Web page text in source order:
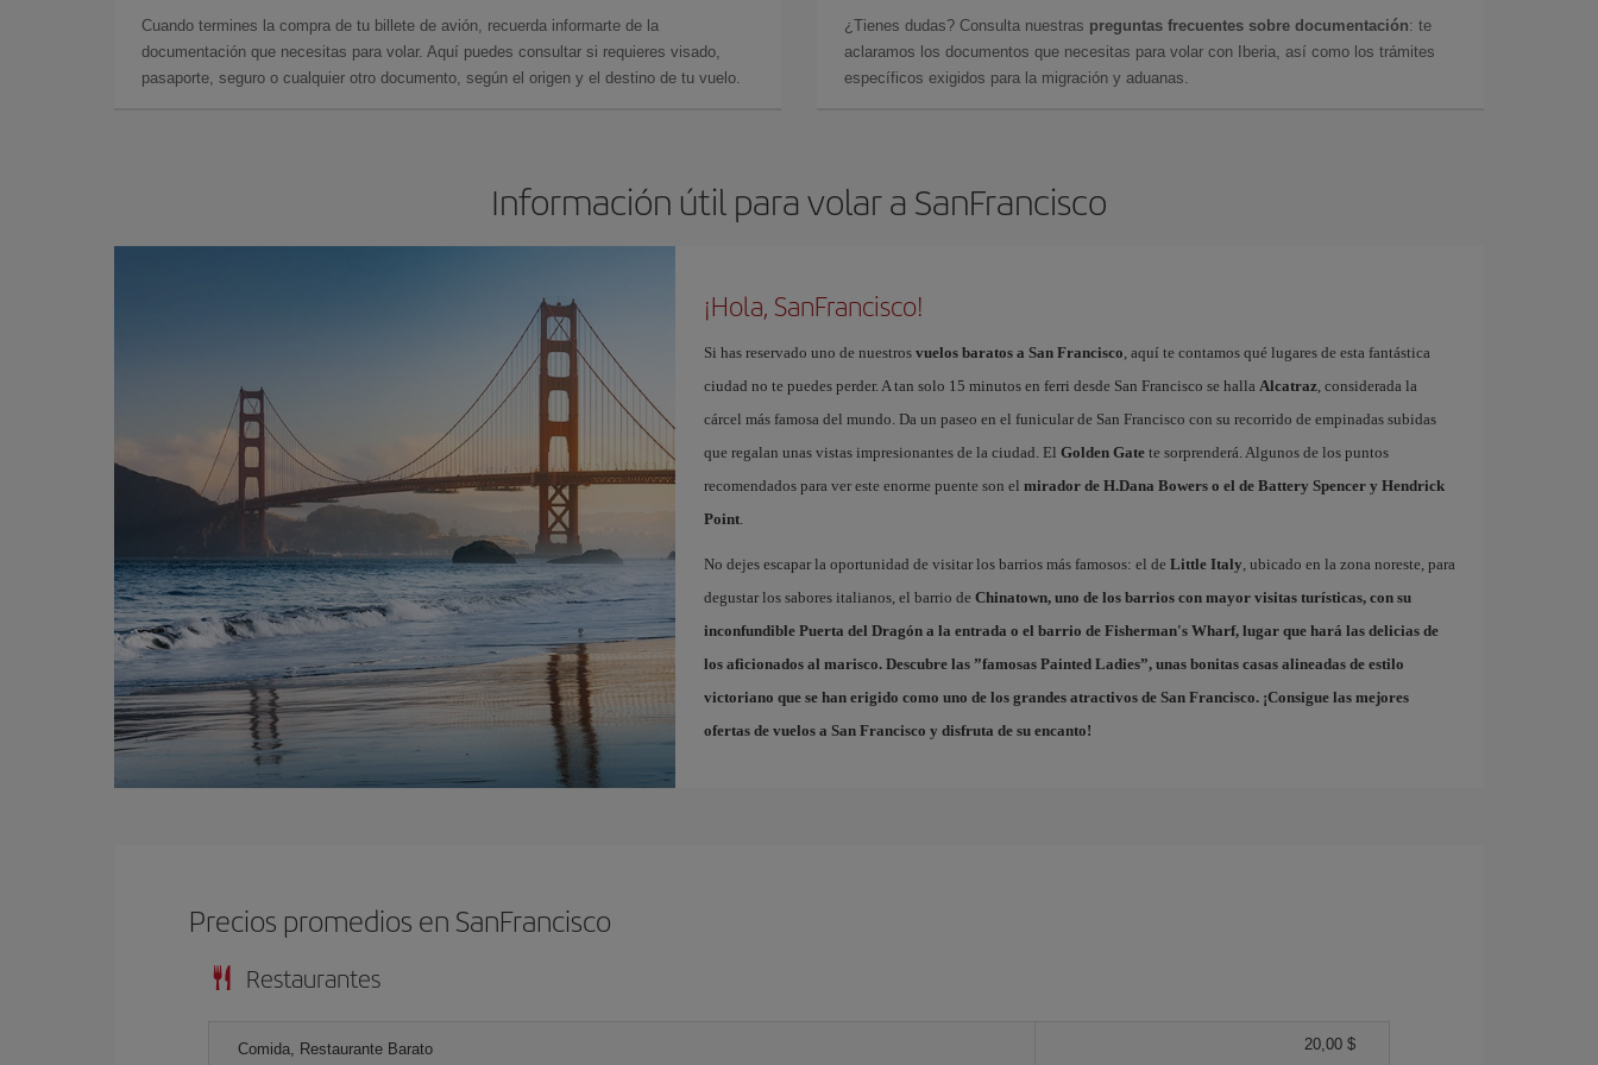
Cuando termines la compra de tu billete de avión, recuerda informarte de la
documentación que necesitas para volar. Aquí puedes consultar si requieres visado,
pasaporte, seguro o cualquier otro documento, según el origen y el destino de tu vuelo.
¿Tienes dudas? Consulta nuestras preguntas frecuentes sobre documentación: te
aclaramos los documentos que necesitas para volar con Iberia, así como los trámites
específicos exigidos para la migración y aduanas.
Información útil para volar a SanFrancisco
¡Hola, SanFrancisco!
Si has reservado uno de nuestros vuelos baratos a San Francisco, aquí te contamos qué lugares de esta fantástica
ciudad no te puedes perder. A tan solo 15 minutos en ferri desde San Francisco se halla Alcatraz, considerada la
cárcel más famosa del mundo. Da un paseo en el funicular de San Francisco con su recorrido de empinadas subidas
que regalan unas vistas impresionantes de la ciudad. El Golden Gatete sorprenderá. Algunos de los puntos
recomendados para ver este enorme puente son el mirador de H.Dana Bowers o el de Battery Spencer y Hendrick
Point.
No dejes escapar la oportunidad de visitar los barrios más famosos: el de Little Italy, ubicado en la zona noreste, para
degustar los sabores italianos, el barrio de Chinatown, uno de los barrios con mayor visitas turísticas, con su
inconfundible Puerta del Dragón a la entrada o el barrio de Fisherman's Wharf, lugar que hará las delicias de
los aficionados al marisco. Descubre las ”famosas Painted Ladies”, unas bonitas casas alineadas de estilo
victoriano que se han erigido como uno de los grandes atractivos de San Francisco. ¡Consigue las mejores
ofertas de vuelos a San Francisco y disfruta de su encanto!
Precios promedios en SanFrancisco
Restaurantes
Comida, Restaurante Barato 20,00 $